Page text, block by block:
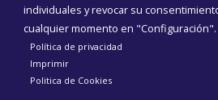
individuales y revocar su
cualquier momento en "Configuración".
Política de privacidad
Imprimir
Politica de Cookies